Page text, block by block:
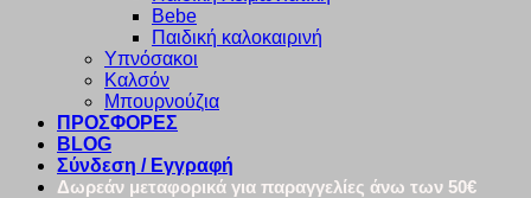
Bebe
Παιδική καλοκαιρινή
Υπνόσακοι
Καλσόν
Μπουρνούζια
ΠΡΟΣΦΟΡΕΣ
BLOG
Σύνδεση / Εγγραφή
Δωρεάν μεταφορικά για παραγγελίες άνω των 50€